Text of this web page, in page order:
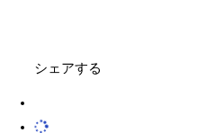
シェアする